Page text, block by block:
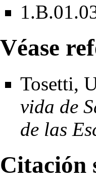
Véase
Tosetti,
vida de
de las
Citación